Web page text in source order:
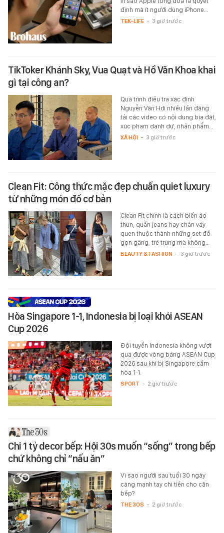
định mà ít người dùng iPhone…
TEK-LIFE - 3 giờ trước
TikToker Khánh Sky, Vua Quạt và Hồ Văn Khoa khai
gì tại công an?
Quá trình điều tra xác định
Nguyễn Văn Hợi nhiều lần đăng
tải các video có nội dung bịa đặt,
xúc phạm danh dự, nhân phẩm…
XÃ HỘI - 3 giờ trước
Clean Fit: Công thức mặc đẹp chuẩn quiet luxury
từ những món đồ cơ bản
Clean Fit chính là cách biến áo
thun, quần jeans hay chân váy
quen thuộc thành những set đồ
gọn gàng, trẻ trung mà không…
BEAUTY & FASHION - 3 giờ trước
Hòa Singapore 1-1, Indonesia bị loại khỏi ASEAN
Cup 2026
Đội tuyển Indonesia không vượt
qua được vòng bảng ASEAN Cup
2026 sau khi bị Singapore cầm
hòa 1-1.
SPORT - 2 giờ trước
Chi 1 tỷ decor bếp: Hội 30s muốn “sống” trong bếp
chứ không chỉ “nấu ăn”
Vì sao người sau tuổi 30 ngày
càng mạnh tay chi tiền cho căn
bếp?
THE 30S - 2 giờ trước